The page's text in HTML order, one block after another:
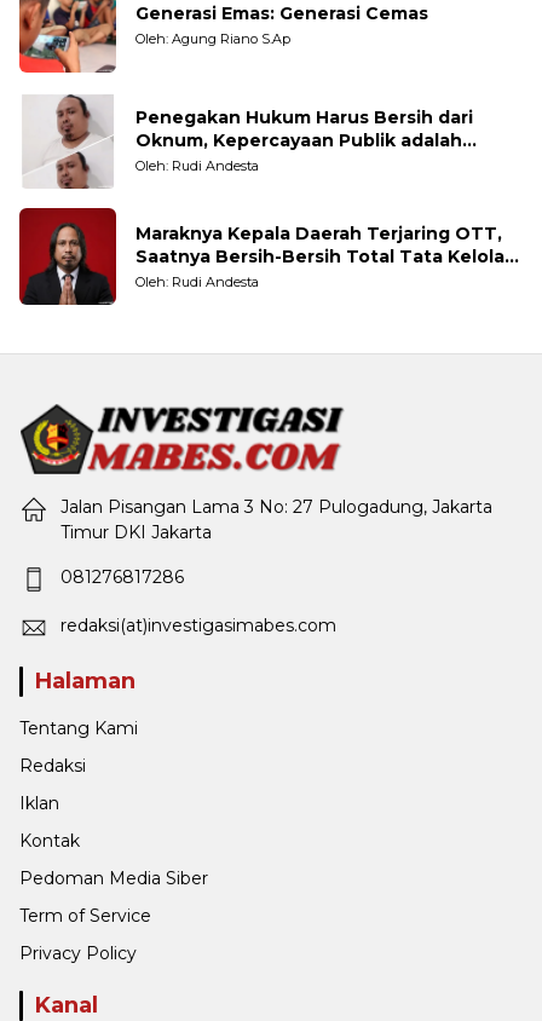
Generasi Emas: Generasi Cemas
Oleh: Agung Riano S.Ap
Penegakan Hukum Harus Bersih dari
Oknum, Kepercayaan Publik adalah
Taruhannya
Oleh: Rudi Andesta
Maraknya Kepala Daerah Terjaring OTT,
Saatnya Bersih-Bersih Total Tata Kelola
Pemerintahan
Oleh: Rudi Andesta
Jalan Pisangan Lama 3 No: 27 Pulogadung, Jakarta
Timur DKI Jakarta
081276817286
redaksi(at)investigasimabes.com
Halaman
Tentang Kami
Redaksi
Iklan
Kontak
Pedoman Media Siber
Term of Service
Privacy Policy
Kanal